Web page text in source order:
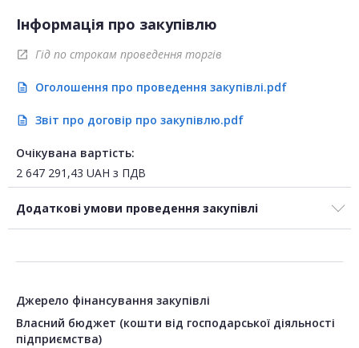
Інформація про закупівлю
open_in_new Гід по строкам проведення торгів
description Оголошення про проведення закупівлі.pdf
description Звіт про договір про закупівлю.pdf
Очікувана вартість:
2 647 291,43 UAH з ПДВ
Додаткові умови проведення закупівлі
Джерело фінансування закупівлі
Власний бюджет (кошти від господарської діяльності
підприємства)